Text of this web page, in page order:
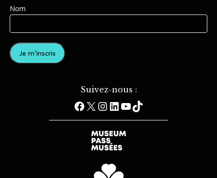
Nom
Suivez-nous :
Facebook
X Instagram
LinkedInYouTube